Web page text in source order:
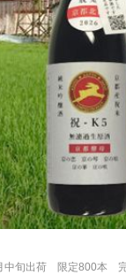
中旬出荷 限定800本